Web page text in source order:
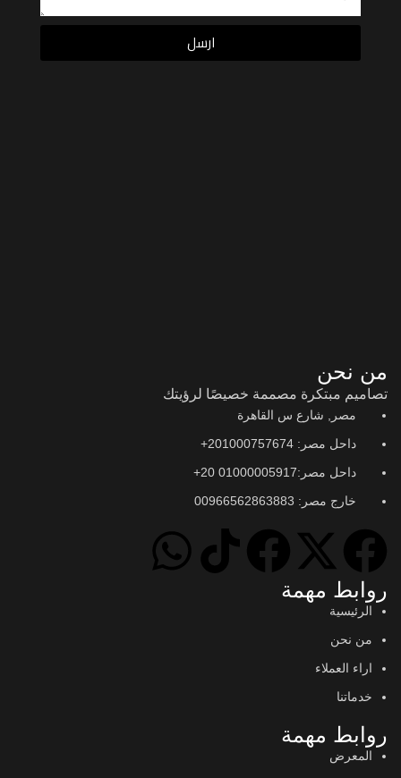
ارسل
من نحن
تصاميم مبتكرة مصممة خصيصًا لرؤيتك
مصر, شارع س القاهرة
داحل مصر: 201000757674+
داحل مصر:01000005917 20+
خارج مصر: 00966562863883
روابط مهمة
الرئيسية
من نحن
اراء العملاء
خدماتنا
روابط مهمة
المعرض